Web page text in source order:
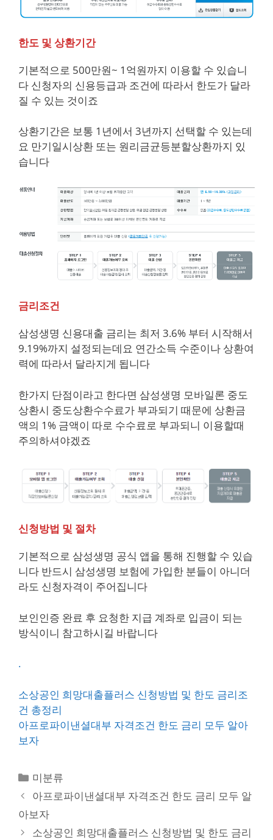
한도 및 상환기간
기본적으로 500만원~ 1억원까지 이용할 수 있습니
다 신청자의 신용등급과 조건에 따라서 한도가 달라
질 수 있는 것이죠
상환기간은 보통 1년에서 3년까지 선택할 수 있는데
요 만기일시상환 또는 원리금균등분할상환까지 있
습니다
금리조건
삼성생명 신용대출 금리는 최저 3.6% 부터 시작해서
9.19%까지 설정되는데요 연간소득 수준이나 상환여
력에 따라서 달라지게 됩니다
한가지 단점이라고 한다면 삼성생명 모바일론 중도
상환시 중도상환수수료가 부과되기 때문에 상환금
액의 1% 금액이 따로 수수료로 부과되니 이용할때
주의하셔야겠죠
신청방법 및 절차
기본적으로 삼성생명 공식 앱을 통해 진행할 수 있습
니다 반드시 삼성생명 보험에 가입한 분들이 아니더
라도 신청자격이 주어집니다
보인인증 완료 후 요청한 지급 계좌로 입금이 되는
방식이니 참고하시길 바랍니다
.
소상공인 희망대출플러스 신청방법 및 한도 금리조
건 총정리
아프로파이낸셜대부 자격조건 한도 금리 모두 알아
보자
Categories
미분류
Post
navigation
아프로파이낸셜대부 자격조건 한도 금리 모두 알
아보자
소상공인 희망대출플러스 신청방법 및 한도 금리